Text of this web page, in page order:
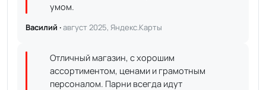
умом.
Василий ·август 2025, Яндекс.Карты
Отличный магазин, с хорошим
ассортиментом, ценами и грамотным
персоналом. Парни всегда идут